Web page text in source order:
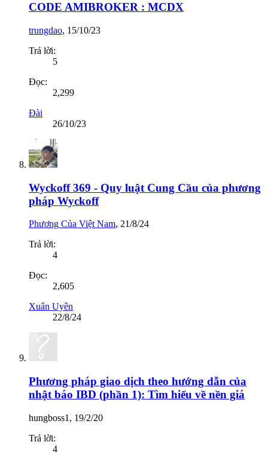
CODE AMIBROKER : MCDX
trungdao, 15/10/23
Trả lời:
5
Đọc:
2,299
Đài
26/10/23
Wyckoff 369 - Quy luật Cung Cầu của phương
pháp Wyckoff
Phương Của Việt Nam, 21/8/24
Trả lời:
4
Đọc:
2,605
Xuân Uyên
22/8/24
Phương pháp giao dịch theo hướng dẫn của
nhật báo IBD (phần 1): Tìm hiểu về nền giá
hungboss1 , 19/2/20
Trả lời:
4